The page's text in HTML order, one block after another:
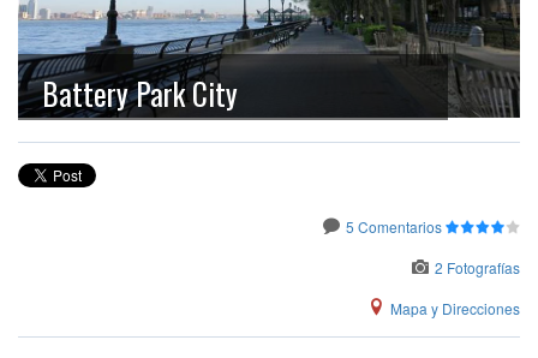
Battery Park City
5 Comentarios
2 Fotografías
Mapa y Direcciones